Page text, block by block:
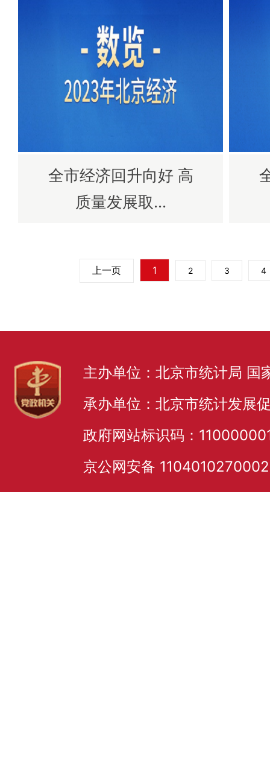
全市经济回升向好 高
质量发展取...
上一页 1 2 3 4
主办单位：北京市统计局 国
承办单位：北京市统计发展
政府网站标识码：
京公网安备